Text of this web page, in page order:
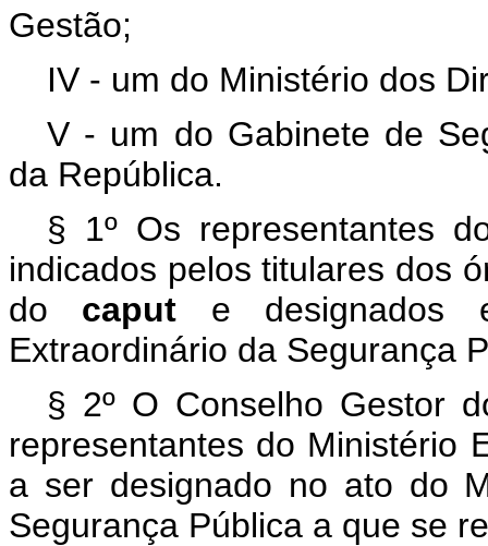
Gestão;
IV - um do Ministério dos
V - um do Gabinete de
da República.
§ 1º Os representantes
indicados pelos titulares dos
do caput e designados
Extraordinário da Segurança
§ 2º O Conselho Gestor
representantes do Ministério
a ser designado no ato do
Segurança Pública a que se